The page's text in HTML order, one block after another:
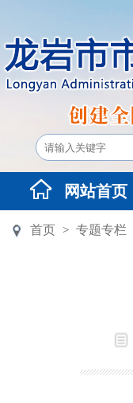
网站首页
首页 > 专题专栏